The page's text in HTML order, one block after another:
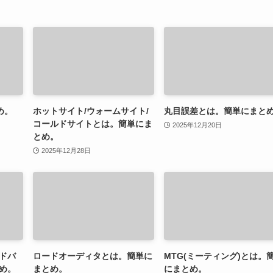
ホットサイト/ウォームサイト/
コールドサイトとは。簡単にま
とめ。
2025年12月28日
丸目誤差とは。簡単にまとめ
2025年12月20日
バ
。
ロードオーディタとは。簡単に
まとめ。
MTG(ミーティング)とは。
にまとめ。